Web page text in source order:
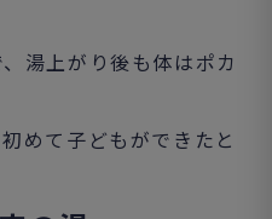
湯上がり後も体はポカ
めて子どもができたと